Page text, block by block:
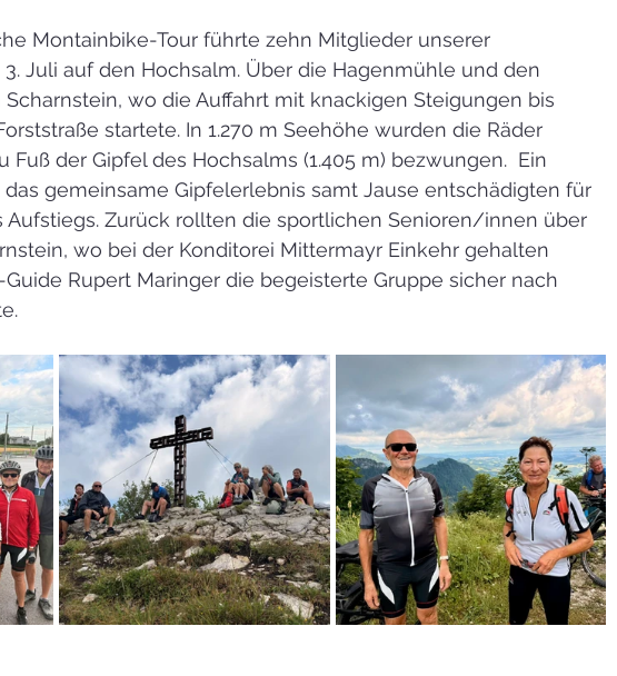
Montainbike-Tour führte zehn Mitglieder unserer
Juli auf den Hochsalm. Über die Hagenmühle und den
wo die Auffahrt mit knackigen Steigungen bis
startete. In 1.270 m Seehöhe wurden die Räder
Fuß der Gipfel des Hochsalms (1.405 m) bezwungen.  Ein
gemeinsame Gipfelerlebnis samt Jause entschädigten für
Aufstiegs. Zurück rollten die sportlichen Senioren/innen über
wo bei der Konditorei Mittermayr Einkehr gehalten
Rupert Maringer die begeisterte Gruppe sicher nach